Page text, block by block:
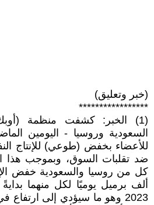
(خبر وتعليق)
*****************
(1) الخبر: كشفت منظمة
السعودية وروسيا - اليومين
للأعضاء بخفض (طوعي) للإنتاج
ضد تقلبات السوق، وبموجب هذا
ألف برميل يوميًا لكل منهما
2023 وهو ما سيؤدي إلى ارتفاع